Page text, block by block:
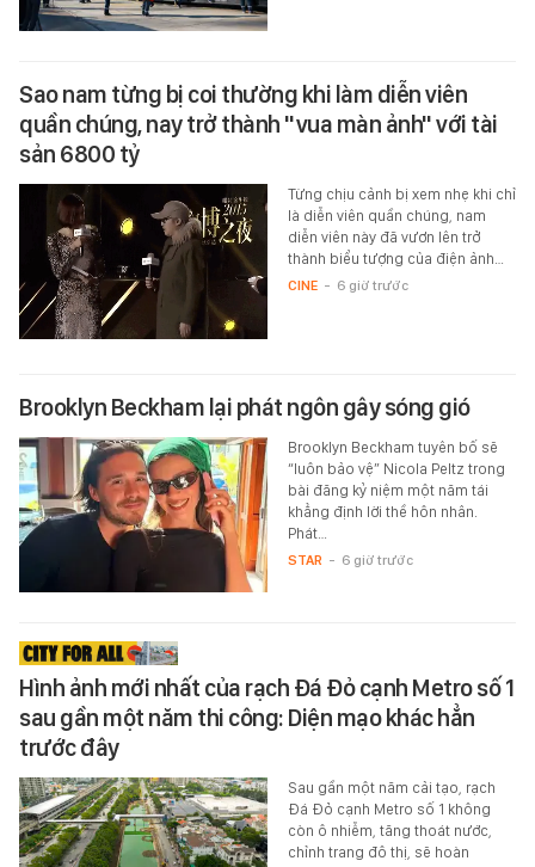
Sao nam từng bị coi thường khi làm diễn viên
quần chúng, nay trở thành "vua màn ảnh" với tài
sản 6800 tỷ
Từng chịu cảnh bị xem nhẹ khi chỉ
là diễn viên quần chúng, nam
diễn viên này đã vươn lên trở
thành biểu tượng của điện ảnh…
CINE - 6 giờ trước
Brooklyn Beckham lại phát ngôn gây sóng gió
Brooklyn Beckham tuyên bố sẽ
“luôn bảo vệ” Nicola Peltz trong
bài đăng kỷ niệm một năm tái
khẳng định lời thề hôn nhân.
Phát…
STAR - 6 giờ trước
Hình ảnh mới nhất của rạch Đá Đỏ cạnh Metro số 1
sau gần một năm thi công: Diện mạo khác hẳn
trước đây
Sau gần một năm cải tạo, rạch
Đá Đỏ cạnh Metro số 1 không
còn ô nhiễm, tăng thoát nước,
chỉnh trang đô thị, sẽ hoàn